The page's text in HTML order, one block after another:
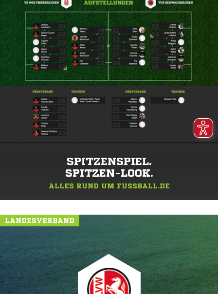
SPITZENSPIEL.
SPITZEN-LOOK.
ALLES RUND UM FUSSBALL.DE
LANDESVERBAND